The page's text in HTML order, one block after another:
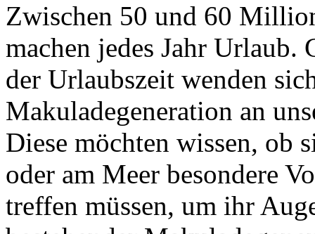
Zwischen 50 und 60
machen jedes Jahr Urlaub.
der Urlaubszeit wenden
Makuladegeneration an
Diese möchten wissen, ob
oder am Meer besondere
treffen müssen, um ihr